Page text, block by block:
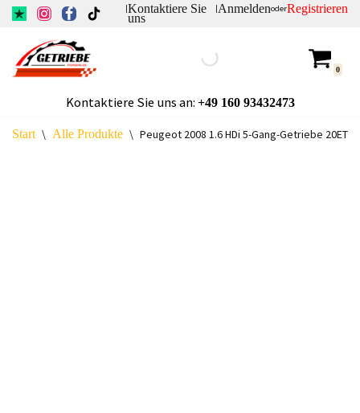
Inhalt
springen
|Kontaktiere Sie
uns
|AnmeldenoderRegistrieren
0
Kontaktiere Sie uns an: +49160 93432473
Start \ Alle Produkte \ Peugeot 2008 1.6 HDi 5-Gang-Getriebe 20ET06